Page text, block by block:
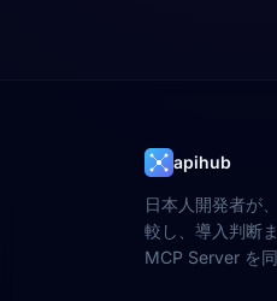
apihub
日本人開発者が
較し、導入判断
MCP Server を